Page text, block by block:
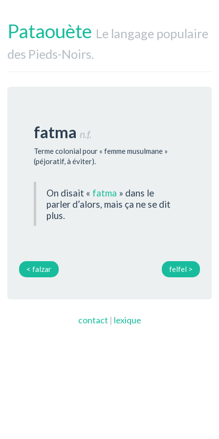
Pataouète Le langage populaire
des Pieds-Noirs.
fatma n.f.
Terme colonial pour « femme musulmane »
(péjoratif, à éviter).
On disait « fatma » dans le
parler d’alors, mais ça ne se dit
plus.
< falzar felfel >
contact | lexique